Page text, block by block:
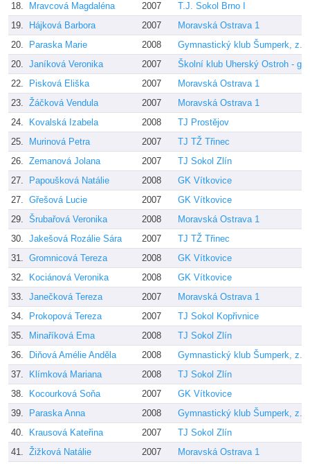
18.
Mravcová Magdaléna 2007
T.J. Sokol Brno I
19.
Hájková Barbora 2007
Moravská Ostrava 1
20.
Paraska Marie 2008
Gymnastický klub Šumperk, z.s.
20. Janíková Veronika 2007
Školní klub Uherský Ostroh -
22.
Pisková Eliška 2007
Moravská Ostrava 1
23. Žáčková Vendula 2007
Moravská Ostrava 1
24.
Kovalská Izabela 2008
TJ Prostějov
25.
Murinová Petra 2007
TJ TŽ Třinec
26. Zemanová Jolana 2007
TJ Sokol Zlín
27.
Papoušková Natálie 2008
GK Vítkovice
27. Gřešová Lucie 2007
GK Vítkovice
29. Šrubařová Veronika 2008
Moravská Ostrava 1
30. Jakešová Rozálie Sára 2007
TJ TŽ Třinec
31. Gromnicová Tereza 2008
GK Vítkovice
32.
Kociánová Veronika 2008
GK Vítkovice
33. Janečková Tereza 2007
Moravská Ostrava 1
34.
Prokopová Tereza 2007
TJ Sokol Kopřivnice
35.
Minaříková Ema 2008
TJ Sokol Zlín
36.
Diňová Amélie Anděla 2008
Gymnastický klub Šumperk, z.s.
37.
Klímková Mariana 2008
TJ Sokol Zlín
38.
Kocourková Soňa 2007
GK Vítkovice
39.
Paraska Anna 2008
Gymnastický klub Šumperk, z.s.
40.
Krausová Kateřina 2007
TJ Sokol Zlín
41. Žižková Natálie 2007 Moravská Ostrava 1